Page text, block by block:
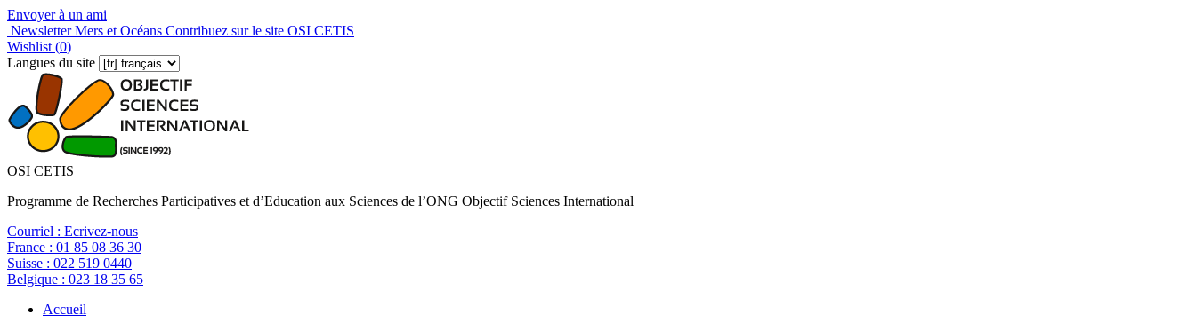
Envoyer à un ami
Newsletter Mers et Océans Contribuez sur le site OSI CETIS
Wishlist (0)
Langues du site
OSI CETIS
Programme de Recherches Participatives et d’Education aux Sciences de l’ONG Objectif Sciences International
Courriel : Ecrivez-nous
France : 01 85 08 36 30
Suisse : 022 519 0440
Belgique : 023 18 35 65
Accueil